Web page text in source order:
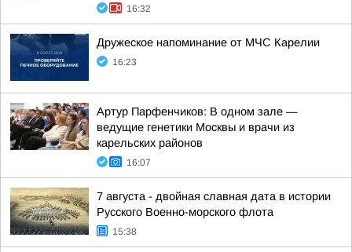
16:32
Дружеское напоминание от МЧС Карелии
16:23
Артур Парфенчиков: В одном зале —
ведущие генетики Москвы и врачи из
карельских районов
16:07
7 августа - двойная славная дата в истории
Русского Военно-морского флота
15:38